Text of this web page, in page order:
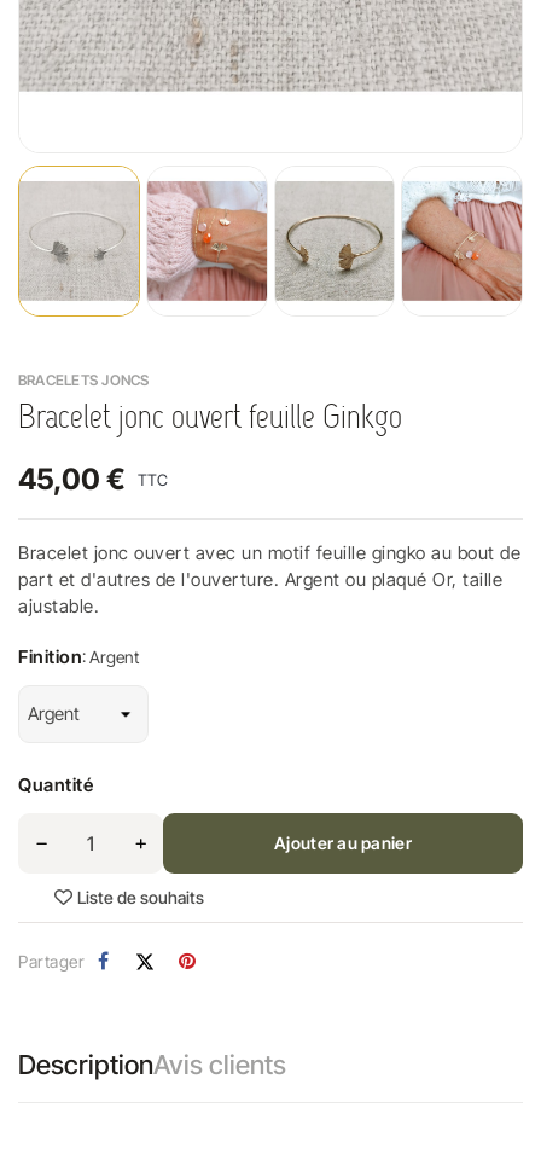
BRACELETS JONCS
Bracelet jonc ouvert feuille Ginkgo
45,00 € TTC
Bracelet jonc ouvert avec un motif feuille gingko au bout de
part et d'autres de l'ouverture. Argent ou plaqué Or, taille
ajustable.
Finition: Argent
Quantité
Ajouter au panier
Liste de souhaits
Partager
DescriptionAvis clients